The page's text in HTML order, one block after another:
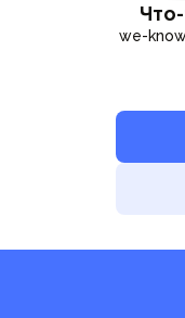
we-